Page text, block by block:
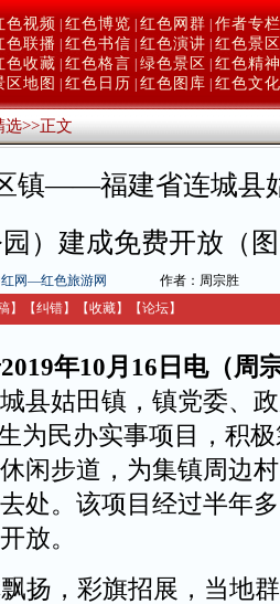
色视频 红色博览 红色网群 作者专栏
色联播 红色书信 红色演讲 红色景区
色收藏 红色格言 绿色景区
红色精神
区地图
红色日历 红色图库 红色文化
选>>正文
镇——福建省连城县
园）建成免费开放（
网—红色旅游网
作者：周宗胜
】 【纠错】 【收藏】 【论坛】
年10月16日电（周
县姑田镇，镇党委、
为民办实事项目，积
闲步道，为集镇周边
处。该项目经过半年
放。
扬，彩旗招展，当地